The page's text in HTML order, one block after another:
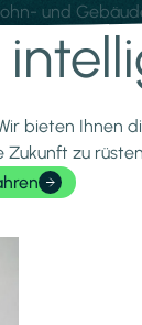
und
bieten
Zukunft zu